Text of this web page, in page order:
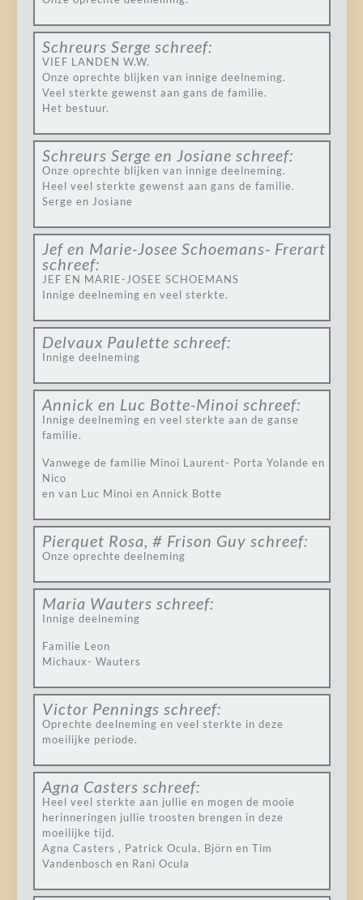
Schreurs Serge schreef:
VIEF LANDEN W.W.
Onze oprechte blijken van innige deelneming.
Veel sterkte gewenst aan gans de familie.
Het bestuur.
Schreurs Serge en Josiane schreef:
Onze oprechte blijken van innige deelneming.
Heel veel sterkte gewenst aan gans de familie.
Serge en Josiane
Jef en Marie-Josee Schoemans- Frerart
schreef:
JEF EN MARIE-JOSEE SCHOEMANS
Innige deelneming en veel sterkte.
Delvaux Paulette schreef:
Innige deelneming
Annick en Luc Botte-Minoi schreef:
Innige deelneming en veel sterkte aan de ganse
familie.
Vanwege de familie Minoi Laurent- Porta Yolande en
Nico
en van Luc Minoi en Annick Botte
Pierquet Rosa, # Frison Guy schreef:
Onze oprechte deelneming
Maria Wauters schreef:
Innige deelneming
Familie Leon
Michaux- Wauters
Victor Pennings schreef:
Oprechte deelneming en veel sterkte in deze
moeilijke periode.
Agna Casters schreef:
Heel veel sterkte aan jullie en mogen de mooie
herinneringen jullie troosten brengen in deze
moeilijke tijd.
Agna Casters , Patrick Ocula, Björn en Tim
Vandenbosch en Rani Ocula